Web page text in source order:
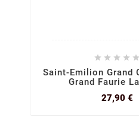
    
Saint-Emilion Grand
Grand Faurie
27,90 €